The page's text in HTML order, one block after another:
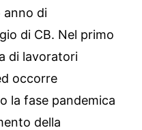
anno di
di CB. Nel primo
di lavoratori
occorre
la fase pandemica
della